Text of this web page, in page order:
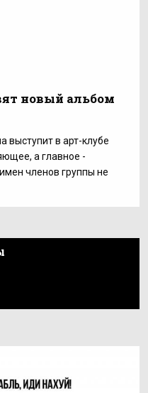
новый альбом
выступит в арт-клубе
а главное -
членов группы не